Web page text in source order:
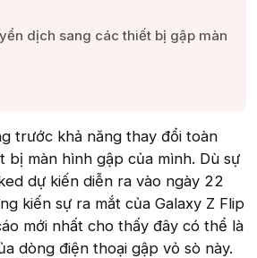
dịch sang các thiết bị gập màn
trước khả năng thay đổi toàn
bị màn hình gập của mình. Dù sự
dự kiến diễn ra vào ngày 22
kiến sự ra mắt của Galaxy Z Flip
mới nhất cho thấy đây có thể là
dòng điện thoại gập vỏ sò này.